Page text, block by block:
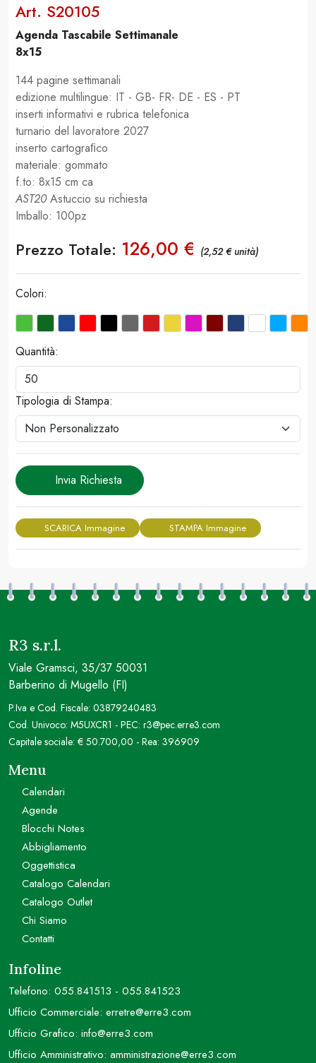
Art. S20105
Agenda Tascabile Settimanale
8x15
144 pagine settimanali
edizione multilingue: IT - GB- FR- DE - ES - PT
inserti informativi e rubrica telefonica
turnario del lavoratore 2027
inserto cartograﬁco
materiale: gommato
f.to: 8x15 cm ca
AST20Astuccio su richiesta
Imballo: 100pz
Prezzo Totale: 126,00 € (2,52 € unità)
Colori:
Quantità:
Tipologia di Stampa:
Invia Richiesta
SCARICA Immagine STAMPA Immagine
R3 s.r.l.
Viale Gramsci, 35/37 50031
Barberino di Mugello (FI)
P.Iva e Cod. Fiscale: 03879240483
Cod. Univoco: M5UXCR1 - PEC: r3@pec.erre3.com
Capitale sociale: € 50.700,00 - Rea: 396909
Menu
Calendari
Agende
Blocchi Notes
Abbigliamento
Oggettistica
Catalogo Calendari
Catalogo Outlet
Chi Siamo
Contatti
Infoline
Telefono: 055.841513 - 055.841523
Ufficio Commerciale: erretre@erre3.com
Ufficio Grafico: info@erre3.com
Ufficio Amministrativo: amministrazione@erre3.com